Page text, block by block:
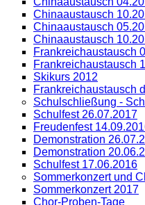
Chinaaustausch
Chinaaustausch
Chinaaustausch
Frankreichaustausch
Frankreichaustausch
Skikurs 2012
Frankreichaustausch
Schulschließung -
Schulfest 26.07.2017
Freudenfest
Demonstration
Demonstration
Schulfest 17.06.2016
Sommerkonzert und
Sommerkonzert 2017
Chor-Proben-Tage